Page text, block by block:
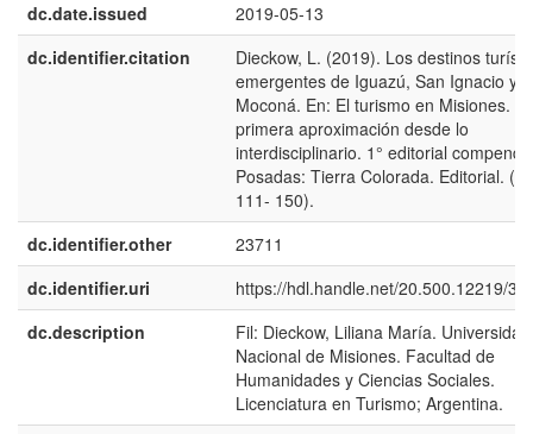
dc.date.issued
2019-05-13
dc.identifier.citation
Dieckow, L. (2019). Los destinos
emergentes de Iguazú, San Ignacio y
Moconá. En: El turismo en Misiones.
primera aproximación desde lo
interdisciplinario. 1° editorial
Posadas: Tierra Colorada. Editorial.
111- 150).
dc.identifier.other
23711
dc.identifier.uri
https://hdl.handle.net/20.500.12219/
dc.description
Fil: Dieckow, Liliana María. Universidad
Nacional de Misiones. Facultad de
Humanidades y Ciencias Sociales.
Licenciatura en Turismo; Argentina.